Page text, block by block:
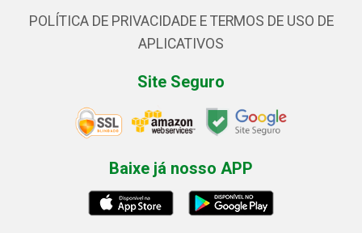
POLÍTICA DE PRIVACIDADE E TERMOS DE USO DE
APLICATIVOS
Site Seguro
Baixe já nosso APP